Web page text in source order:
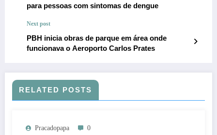
para pessoas com sintomas de dengue
Next post
PBH inicia obras de parque em área onde
funcionava o Aeroporto Carlos Prates
RELATED POSTS
Pracadopapa 0